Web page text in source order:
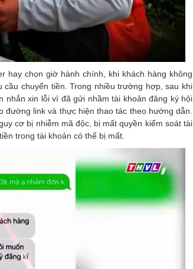
hay chọn giờ hành chính, khi khách hàng không
chuyển tiền. Trong nhiều trường hợp, sau khi
nhắn xin lỗi vì đã gửi nhầm tài khoản đăng ký hội
link và thực hiện thao tác theo hướng dẫn.
cơ bị nhiễm mã độc, bị mất quyền kiểm soát tài
trong tài khoản có thể bị mất.